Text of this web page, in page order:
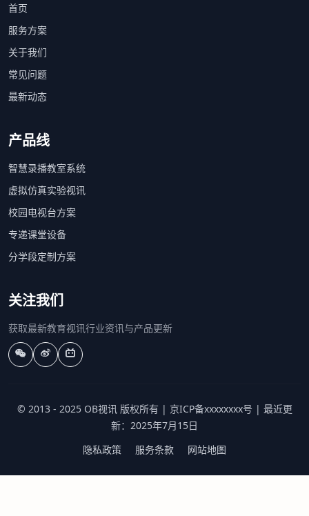
首页
服务方案
关于我们
常见问题
最新动态
产品线
智慧录播教室系统
虚拟仿真实验视讯
校园电视台方案
专递课堂设备
分学段定制方案
关注我们
获取最新教育视讯行业资讯与产品更新
© 2013 - 2025 OB视讯 版权所有 | 京ICP备xxxxxxxx号 | 最近更
新：2025年7月15日
隐私政策
服务条款 网站地图